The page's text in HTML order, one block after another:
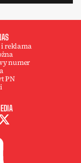
reklama
numer
PN